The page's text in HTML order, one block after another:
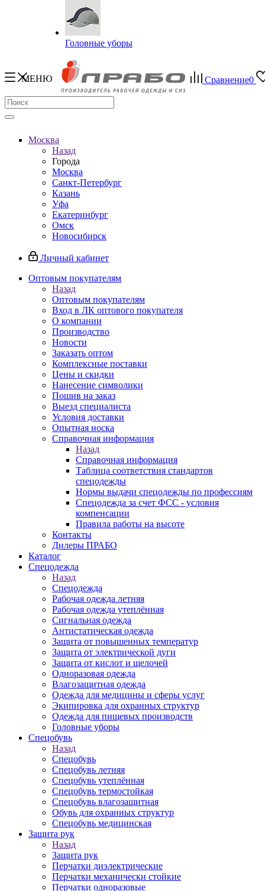
Головные уборы
МЕНЮ Сравнение0
Москва
Назад
Города
Москва
Санкт-Петербург
Казань
Уфа
Екатеринбург
Омск
Новосибирск
Личный кабинет
Оптовым покупателям
Назад
Оптовым покупателям
Вход в ЛК оптового покупателя
О компании
Производство
Новости
Заказать оптом
Комплексные поставки
Цены и скидки
Нанесение символики
Пошив на заказ
Выезд специалиста
Условия доставки
Опытная носка
Справочная информация
Назад
Справочная информация
Таблица соответствия стандартов
спецодежды
Нормы выдачи спецодежды по профессиям
Спецодежда за счет ФСС - условия
компенсации
Правила работы на высоте
Контакты
Дилеры ПРАБО
Каталог
Спецодежда
Назад
Спецодежда
Рабочая одежда летняя
Рабочая одежда утеплённая
Сигнальная одежда
Антистатическая одежда
Защита от повышенных температур
Защита от электрической дуги
Защита от кислот и щелочей
Одноразовая одежда
Влагозащитная одежда
Одежда для медицины и сферы услуг
Экипировка для охранных структур
Одежда для пищевых производств
Головные уборы
Спецобувь
Назад
Спецобувь
Спецобувь летняя
Спецобувь утеплённая
Спецобувь термостойкая
Спецобувь влагозащитная
Обувь для охранных структур
Спецобувь медицинская
Защита рук
Назад
Защита рук
Перчатки диэлектрические
Перчатки механически стойкие
Перчатки одноразовые